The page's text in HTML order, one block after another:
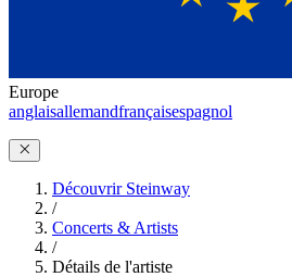
Europe
anglaisallemandfrançaisespagnol
Découvrir Steinway
/
Concerts & Artists
/
Détails de l'artiste